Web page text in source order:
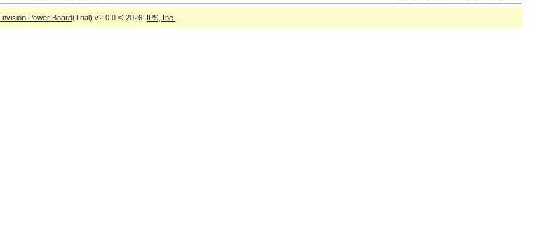
Invision Power Board(Trial) v2.0.0 © 2026 IPS, Inc.